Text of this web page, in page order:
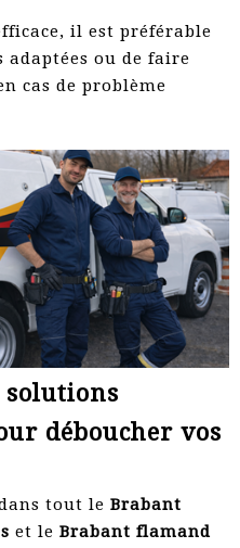
il est préférable
adaptées ou de faire
cas de problème
solutions
déboucher vos
tout le Brabant
et le Brabant flamand